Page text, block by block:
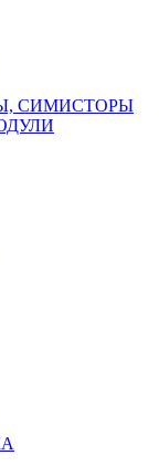
СИМИСТОРЫ